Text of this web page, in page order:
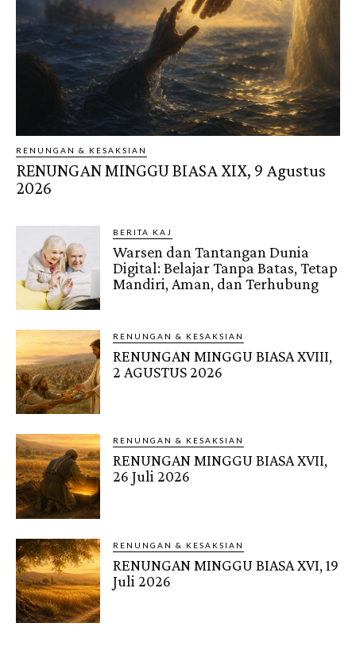
RENUNGAN & KESAKSIAN
RENUNGAN MINGGU BIASA XIX, 9 Agustus
2026
BERITA KAJ
Warsen dan Tantangan Dunia
Digital: Belajar Tanpa Batas, Tetap
Mandiri, Aman, dan Terhubung
RENUNGAN & KESAKSIAN
RENUNGAN MINGGU BIASA XVIII,
2 AGUSTUS 2026
RENUNGAN & KESAKSIAN
RENUNGAN MINGGU BIASA XVII,
26 Juli 2026
RENUNGAN & KESAKSIAN
RENUNGAN MINGGU BIASA XVI, 19
Juli 2026